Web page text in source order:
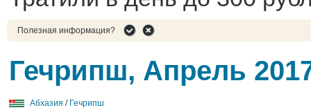
Полезная информация?
Гечрипш, Апрель
Абхазия / Гечрипш